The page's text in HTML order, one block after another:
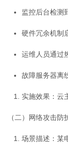
监控后台检测
硬件冗余机制
运维人员通过
故障服务器离
实施效果 ：
（二）网络攻击防
场景描述 ：